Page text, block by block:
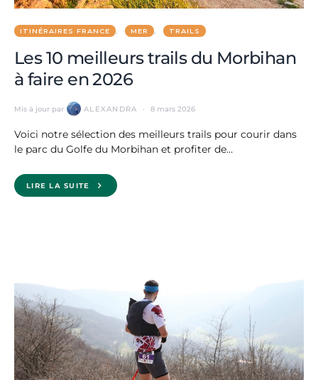
ITINÉRAIRES FRANCE MER TRAILS
Les 10 meilleurs trails du Morbihan
à faire en 2026
Mis à jour par ALEXANDRA 8 mars 2026
Voici notre sélection des meilleurs trails pour courir dans
le parc du Golfe du Morbihan et profiter de…
LIRE LA SUITE